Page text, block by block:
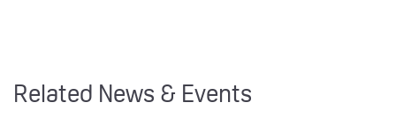
Related News & Events